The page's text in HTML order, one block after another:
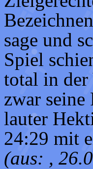
sage und
Spiel
total in der
zwar seine
lauter
24:29 mit
(aus: ,